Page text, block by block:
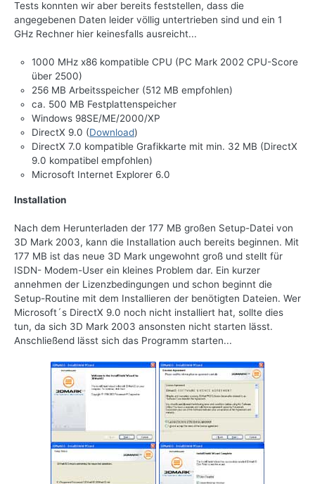
Tests konnten wir aber bereits feststellen, dass die
angegebenen Daten leider völlig untertrieben sind und ein 1
GHz Rechner hier keinesfalls ausreicht...
1000 MHz x86 kompatible CPU (PC Mark 2002 CPU-Score
über 2500)
256 MB Arbeitsspeicher (512 MB empfohlen)
ca. 500 MB Festplattenspeicher
Windows 98SE/ME/2000/XP
DirectX 9.0 (Download)
DirectX 7.0 kompatible Grafikkarte mit min. 32 MB (DirectX
9.0 kompatibel empfohlen)
Microsoft Internet Explorer 6.0
Installation
Nach dem Herunterladen der 177 MB großen Setup-Datei von
3D Mark 2003, kann die Installation auch bereits beginnen. Mit
177 MB ist das neue 3D Mark ungewohnt groß und stellt für
ISDN- Modem-User ein kleines Problem dar. Ein kurzer
annehmen der Lizenzbedingungen und schon beginnt die
Setup-Routine mit dem Installieren der benötigten Dateien. Wer
Microsoft´s DirectX 9.0 noch nicht installiert hat, sollte dies
tun, da sich 3D Mark 2003 ansonsten nicht starten lässt.
Anschließend lässt sich das Programm starten...